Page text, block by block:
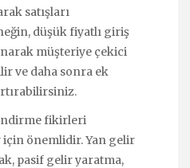
satışları
düşük fiyatlı giriş
müşteriye çekici
ve daha sonra ek
fikirleri
önemlidir. Yan gelir
pasif gelir yaratma,